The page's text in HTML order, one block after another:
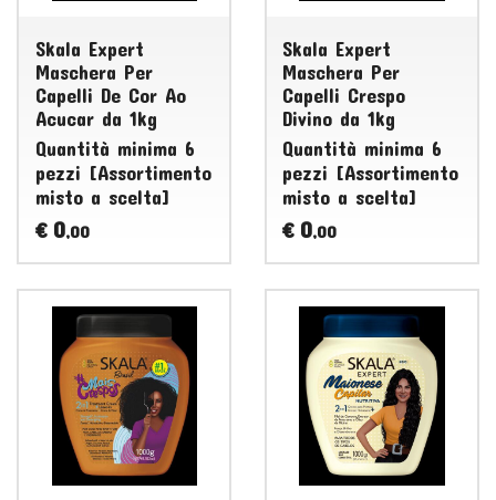
Skala Expert
Maschera Per
Capelli De Cor Ao
Acucar da 1kg
Quantità minima 6
pezzi [Assortimento
misto a scelta]
€ 0,00
Skala Expert
Maschera Per
Capelli Crespo
Divino da 1kg
Quantità minima 6
pezzi [Assortimento
misto a scelta]
€ 0,00